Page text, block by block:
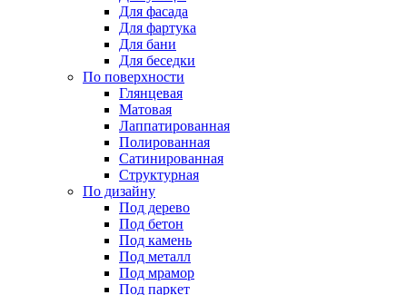
Для фасада
Для фартука
Для бани
Для беседки
По поверхности
Глянцевая
Матовая
Лаппатированная
Полированная
Сатинированная
Структурная
По дизайну
Под дерево
Под бетон
Под камень
Под металл
Под мрамор
Под паркет